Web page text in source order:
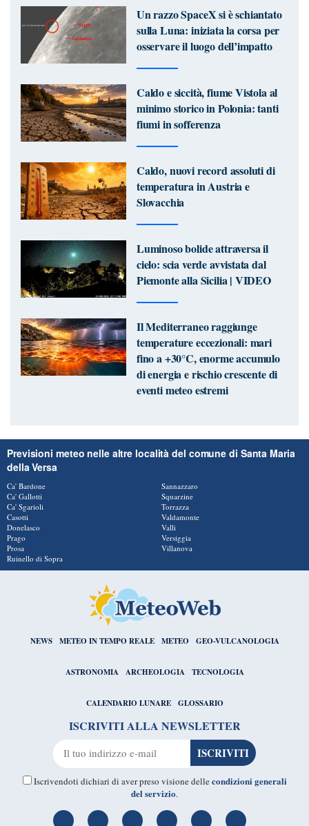
Un razzo SpaceX si è schiantato
sulla Luna: iniziata la corsa per
osservare il luogo dell’impatto
Caldo e siccità, fiume Vistola al
minimo storico in Polonia: tanti
fiumi in sofferenza
Caldo, nuovi record assoluti di
temperatura in Austria e
Slovacchia
Luminoso bolide attraversa il
cielo: scia verde avvistata dal
Piemonte alla Sicilia | VIDEO
Il Mediterraneo raggiunge
temperature eccezionali: mari
fino a +30°C, enorme accumulo
di energia e rischio crescente di
eventi meteo estremi
Previsioni meteo nelle altre località del comune di Santa Maria
della Versa
Ca' Bardone
Ca' Gallotti
Ca' Sgarioli
Casotti
Donelasco
Prago
Prosa
Ruinello di Sopra
Sannazzaro
Squarzine
Torrazza
Valdamonte
Valli
Versiggia
Villanova
NEWS METEO IN TEMPO REALE METEO GEO-VULCANOLOGIA
ASTRONOMIA ARCHEOLOGIA TECNOLOGIA
CALENDARIO LUNARE GLOSSARIO
ISCRIVITI ALLA NEWSLETTER
Iscrivendoti dichiari di aver preso visione dellecondizioni generali
del servizio.